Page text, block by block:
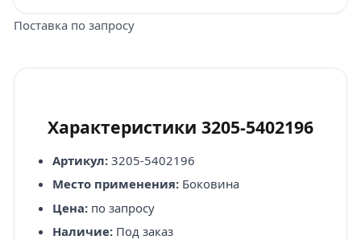
Поставка по запросу
Характеристики 3205-5402196
Артикул:3205-5402196
Место применения:Боковина
Цена:по запросу
Наличие:Под заказ